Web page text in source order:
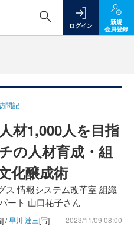
ログイン
新規
会員登録
問記
材1,000人を目指
の人材育成・組
化醸成術
ス 情報システム改革室 組織
ート 山口祐子さん
] /早川 達三[写] 2023/11/09 08:00